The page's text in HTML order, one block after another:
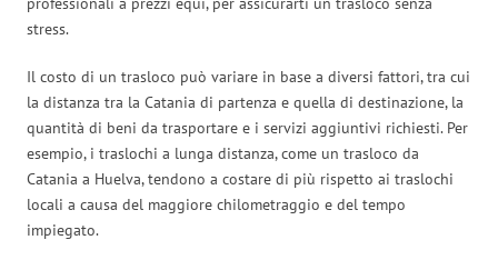
stress.
Il costo di un trasloco può variare in base a diversi fattori, tra cui
la distanza tra la Catania di partenza e quella di destinazione, la
quantità di beni da trasportare e i servizi aggiuntivi richiesti. Per
esempio, i traslochi a lunga distanza, come un trasloco da
Catania a Huelva, tendono a costare di più rispetto ai traslochi
locali a causa del maggiore chilometraggio e del tempo
impiegato.